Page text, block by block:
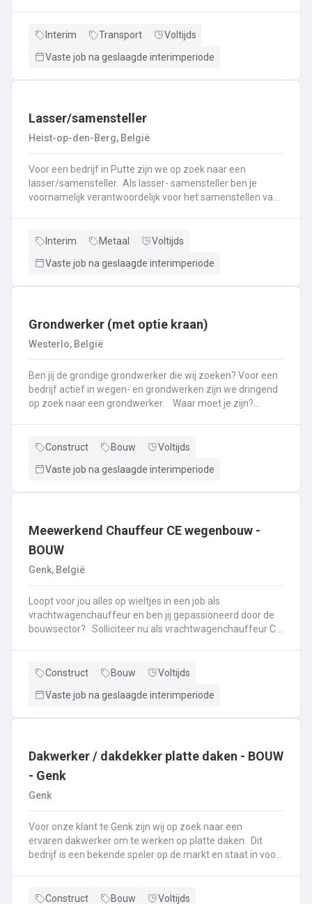
vloeistoffen.Laden en lossen volgens de voorgeschreven
documenten.Naleven van rij- en rusttijden en ADR-
Interim Transport
Voltijds
Vaste job na geslaagde interimperiode
Lasser/samensteller
Heist-op-den-Berg, België
Voor een bedrijf in Putte zijn we op zoek naar een
lasser/samensteller. Als lasser- samensteller ben je
voornamelijk verantwoordelijk voor het samenstellen van
het realiseren van onze projecten.Je werkt samen met
dagelijkse leiding van Atelierverantwoordelijke.
Interim Metaal
Voltijds
Vaste job na geslaagde interimperiode
Grondwerker (met optie kraan)
Westerlo, België
Ben jij de grondige grondwerker die wij zoeken? Voor een
bedrijf actief in wegen- en grondwerken zijn we dringend
op zoek naar een grondwerker. Waar moet je zijn?
....Grond- en funderingswerken.Parkings
straatkolken, aansluiten van straatkolken op
Construct Bouw
Voltijds
Vaste job na geslaagde interimperiode
Meewerkend Chauffeur CE wegenbouw -
BOUW
Genk, België
Loopt voor jou alles op wieltjes in een job als
vrachtwagenchauffeur en ben jij gepassioneerd door de
bouwsector? Solliciteer nu als vrachtwagenchauffeur CE
op zoek naar een ervaren meewerkend chauffeur CE. Als
materialen en meewerken op de werf:plaatsen en
Construct Bouw
Voltijds
Vaste job na geslaagde interimperiode
Dakwerker / dakdekker platte daken - BOUW
- Genk
Genk
Voor onze klant te Genk zijn wij op zoek naar een
ervaren dakwerker om te werken op platte daken. Dit
bedrijf is een bekende speler op de markt en staat in voor
gelegen over heel België. Ben jij op zoek naar een nieuwe
Construct Bouw
Voltijds